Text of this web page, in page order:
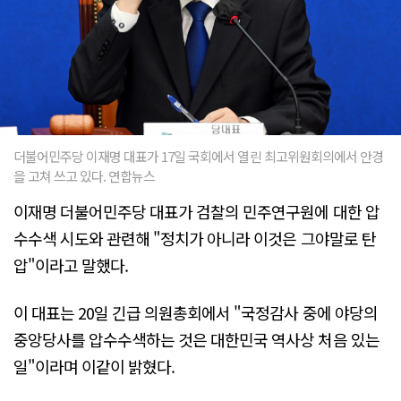
더불어민주당 이재명 대표가 17일 국회에서 열린 최고위원회의에서 안경
을 고쳐 쓰고 있다. 연합뉴스
이재명 더불어민주당 대표가 검찰의 민주연구원에 대한 압
수수색 시도와 관련해 "정치가 아니라 이것은 그야말로 탄
압"이라고 말했다.
이 대표는 20일 긴급 의원총회에서 "국정감사 중에 야당의
중앙당사를 압수수색하는 것은 대한민국 역사상 처음 있는
일"이라며 이같이 밝혔다.